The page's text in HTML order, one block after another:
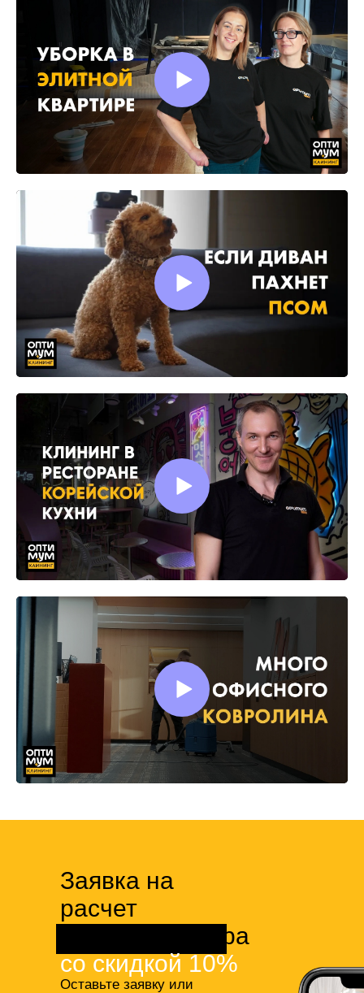
Оставьте заявку или
Заявка на
расчет
химчистки ковра
со скидкой 10%